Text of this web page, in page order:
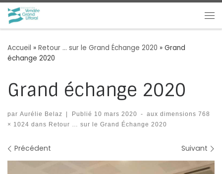
Passer au contenu
Accueil » Retour … sur le Grand Échange 2020 » Grand
échange 2020
Grand échange 2020
par Aurélie Belaz | Publié 10 mars 2020 - aux dimensions 768
× 1024 dans Retour … sur le Grand Échange 2020
Navigation des images
Précédent Suivant